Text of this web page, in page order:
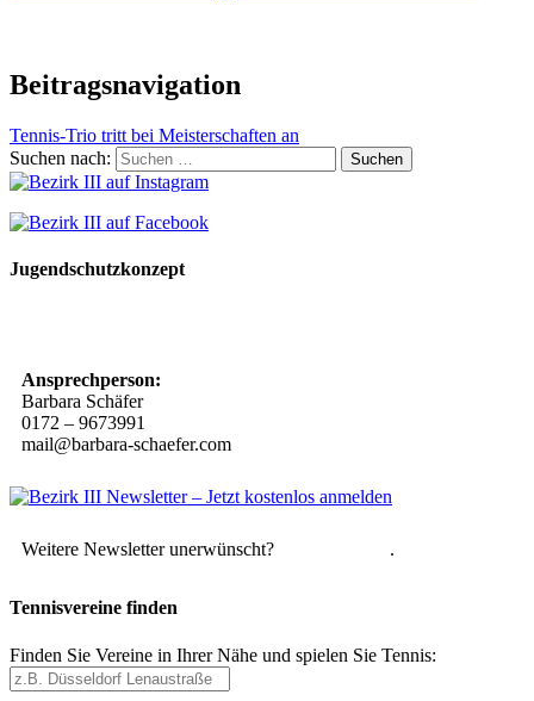
Beitragsnavigation
Tennis-Trio tritt bei Meisterschaften an
Suchen nach:
Jugendschutzkonzept
Ansprechperson:
Barbara Schäfer
0172 – 9673991
mail@barbara-schaefer.com
Weitere Newsletter unerwünscht? .
Tennisvereine finden
Finden Sie Vereine in Ihrer Nähe und spielen Sie Tennis: